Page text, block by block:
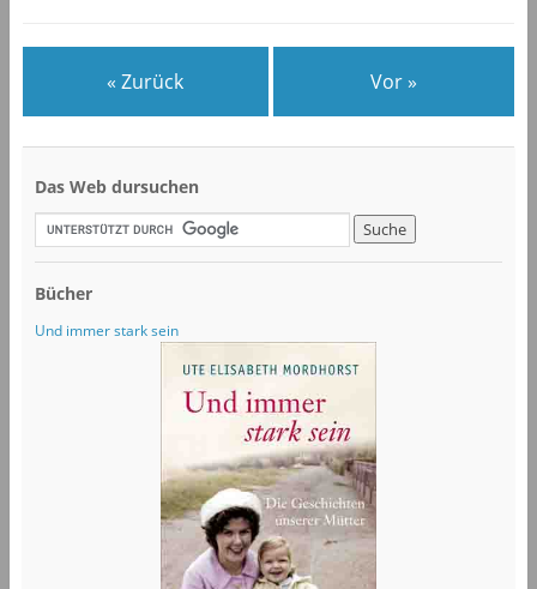
« Zurück Vor »
Das Web dursuchen
Bücher
Und immer stark sein